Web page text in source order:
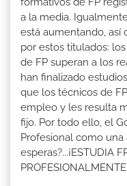
a la media.
está aumentando, así
por estos titulados:
de FP superan a los
han finalizado
que los técnicos de
empleo y les resulta
fijo. Por todo ello, el
Profesional como una
esperas?...¡ESTUDIA